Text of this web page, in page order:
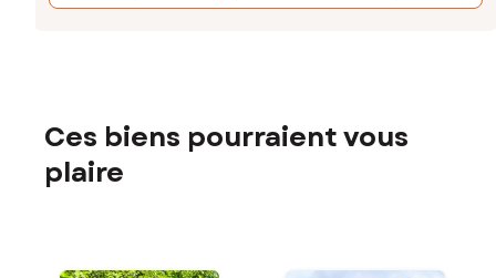
Ces biens pourraient vous
plaire